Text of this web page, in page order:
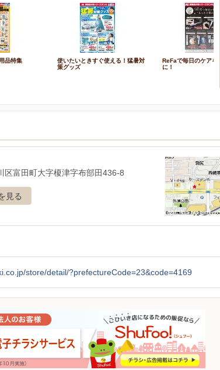
品特集
使いたいときすぐ使える！猛暑対
策グッズ
ReFaで毎日のケアを
に！
区富田町大字榎津字布部田436-8
見る
store/detail/?prefectureCode=23&code=4169